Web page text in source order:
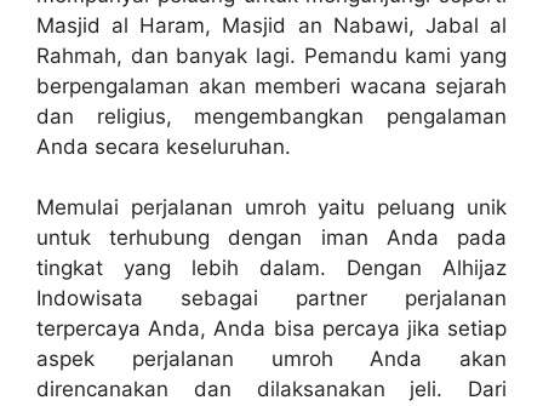
Masjid al Haram, Masjid an Nabawi, Jabal al
Rahmah, dan banyak lagi. Pemandu kami yang
berpengalaman akan memberi wacana sejarah
dan religius, mengembangkan pengalaman
Anda secara keseluruhan.
Memulai perjalanan umroh yaitu peluang unik
untuk terhubung dengan iman Anda pada
tingkat yang lebih dalam. Dengan Alhijaz
Indowisata sebagai partner perjalanan
terpercaya Anda, Anda bisa percaya jika setiap
aspek perjalanan umroh Anda akan
direncanakan dan dilaksanakan jeli. Dari